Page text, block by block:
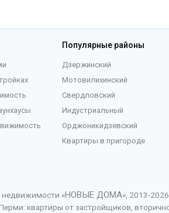
Популярные районы
Дзержинский
Мотовилихинский
Свердловский
Индустриальный
Орджоникидзевский
Квартиры в пригороде
«НОВЫЕ ДОМА», 2013-2026
квартиры от застройщиков,